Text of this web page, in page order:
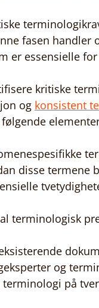
fasen handler
er essensielle
kritiske
og konsistent
disse termene
terminologisk
og
terminologi på